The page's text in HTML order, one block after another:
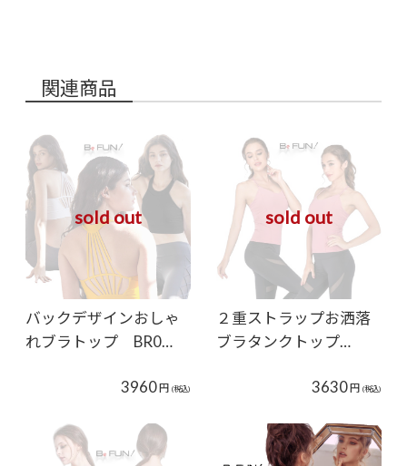
関連商品
sold out
バックデザインおしゃ
れブラトップ BR0…
3960 円 (税込)
sold out
２重ストラップお洒落
ブラタンクトップ…
3630 円 (税込)